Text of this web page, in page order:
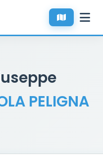
PELIGNA